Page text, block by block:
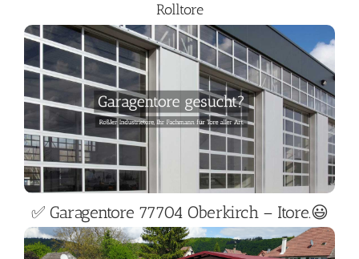
Rolltore
✅ Garagentore 77704 Oberkirch – Itore.😃